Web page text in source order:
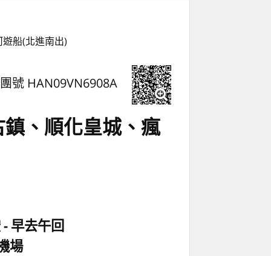
船(北進南出)
團號 HAN09VN6908A
、順化皇城、瘋
早去午回
場